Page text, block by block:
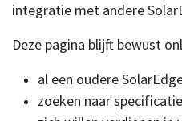
integratie met andere
Deze pagina blijft bewust
al een oudere
zoeken naar